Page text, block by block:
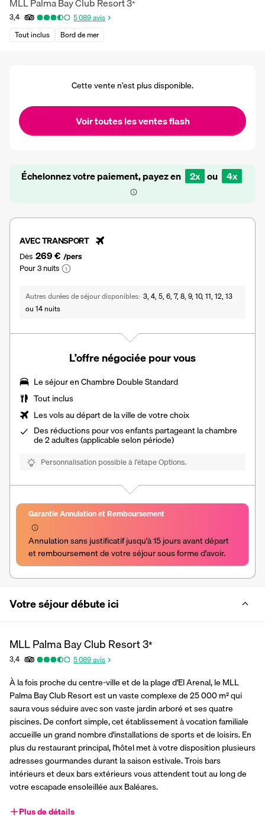
*
3,4 5 089avis
Tout inclus
Bord de mer
Cette vente n’est plus disponible.
Voir toutes les ventes flash
Échelonnez votre paiement, payez en 2x ou 4x
AVEC TRANSPORT
Dès 269 € /pers
Pour 3 nuits
Autres durées de séjour disponibles 3, 4, 5, 6, 7, 8, 9, 10, 11, 12, 13
ou 14 nuits
L’offre négociée pour vous
Le séjour enChambre Double Standard
Tout inclus
Les vols au départ de la ville de votre choix
Desréductions pour vos enfantspartageant la chambre
de 2 adultes (applicable selon période)
Personnalisation possible à l’étape Options.
Garantie Annulation et Remboursement
Annulation sans justificatif jusqu'à 15 jours avant départ
et remboursement de votre séjour sous forme d'avoir.
Votre séjour débute ici
MLL Palma Bay Club Resort3*
3,4 5 089avis
À la fois proche du centre-ville et de la plage d'El Arenal, le MLL
Palma Bay Club Resort est un vaste complexe de 25 000 m² qui
saura vous séduire avec son vaste jardin arboré et ses quatre
piscines. De confort simple, cet établissement à vocation familiale
accueille un grand nombre d'installations de sports et de loisirs. En
plus du restaurant principal, l'hôtel met à votre disposition plusieurs
adresses gourmandes durant la saison estivale. Trois bars
intérieurs et deux bars extérieurs vous attendent tout au long de
votre escapade ensoleillée aux Baléares.
Plus de détails